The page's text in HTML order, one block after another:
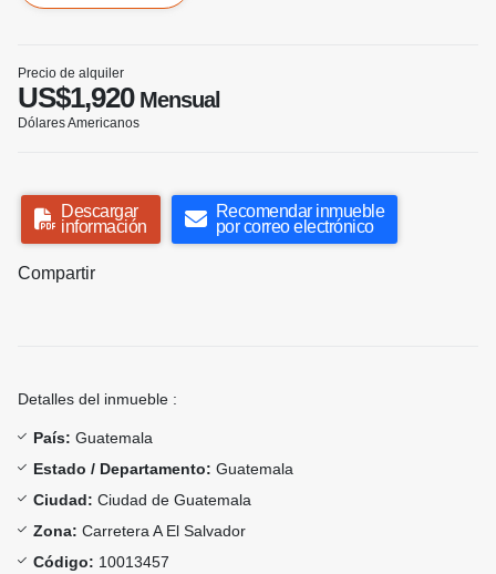
Precio de alquiler
US$1,920Mensual
Dólares Americanos
Descargar
información
Recomendar inmueble
por correo electrónico
Compartir
Detalles del inmueble :
País: Guatemala
Estado / Departamento: Guatemala
Ciudad: Ciudad de Guatemala
Zona: Carretera A El Salvador
Código: 10013457